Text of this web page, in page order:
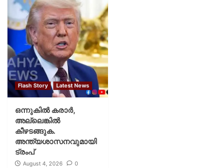
Flash Story Latest News
ഒന്നുകില്‍ കരാര്‍,
അല്ലെങ്കില്‍
കീഴടങ്ങുക.
അന്ത്യശാസനവുമായി
ട്രംപ്
August 4, 2026 0